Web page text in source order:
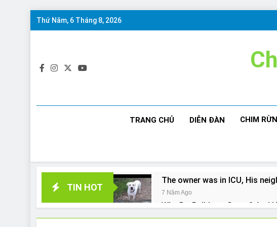
Skip
Thứ Năm, 6 Tháng 8, 2026
TRANG CHỦ DIỄN ĐÀN CHIM
TIN HOT
The owner was in ICU, His
7 Năm Ago
Why Do Bulldogs Snore? And
7 Năm Ago